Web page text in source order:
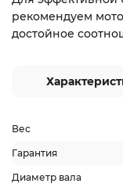
рекомендуем
достойное
Вес
Гарантия
Диаметр вала